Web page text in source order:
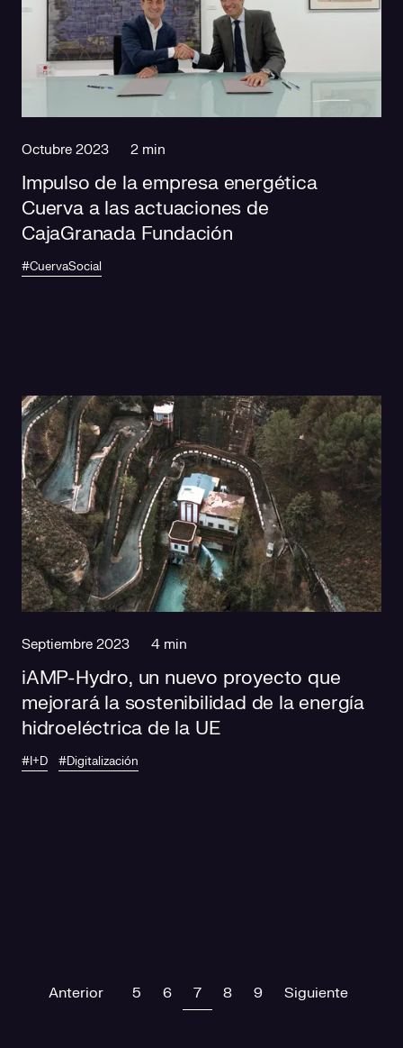
Octubre 2023 2 min
Impulso de la empresa energética
Cuerva a las actuaciones de
CajaGranada Fundación
#CuervaSocial
Septiembre 2023 4 min
iAMP-Hydro, un nuevo proyecto que
mejorará la sostenibilidad de la energía
hidroeléctrica de la UE
#I+D #Digitalización
Anterior Previous
5 6 7(current)
8 9 Siguiente